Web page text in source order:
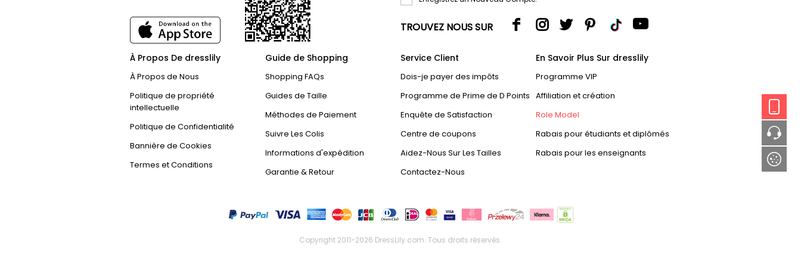
TROUVEZ NOUS SUR
À Propos De dresslily
À Propos de Nous
Politique de propriété
intellectuelle
Politique de Confidentialité
Bannière de Cookies
Termes et Conditions
Guide de Shopping
Shopping FAQs
Guides de Taille
Méthodes de Paiement
Suivre Les Colis
Informations d'expédition
Garantie & Retour
Service Client
Dois-je payer des impôts
Programme de Prime de D Points
Enquête de Satisfaction
Centre de coupons
Aidez-Nous Sur Les Tailles
Contactez-Nous
En Savoir Plus Sur dresslily
Programme VIP
Affiliation et création
Role Model
Rabais pour étudiants et diplômés
Rabais pour les enseignants
Copyright 2011-2026 DressLily.com. Tous droits réservés.